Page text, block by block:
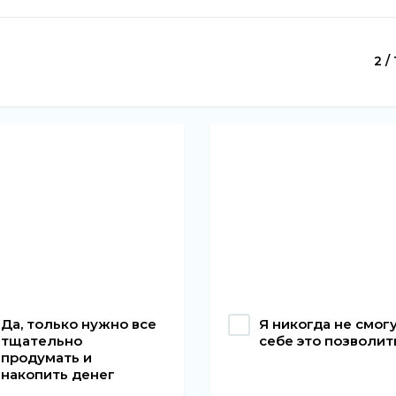
2 /
Да, только нужно все
тщательно
продумать и
накопить денег
Я никогда не
себе это